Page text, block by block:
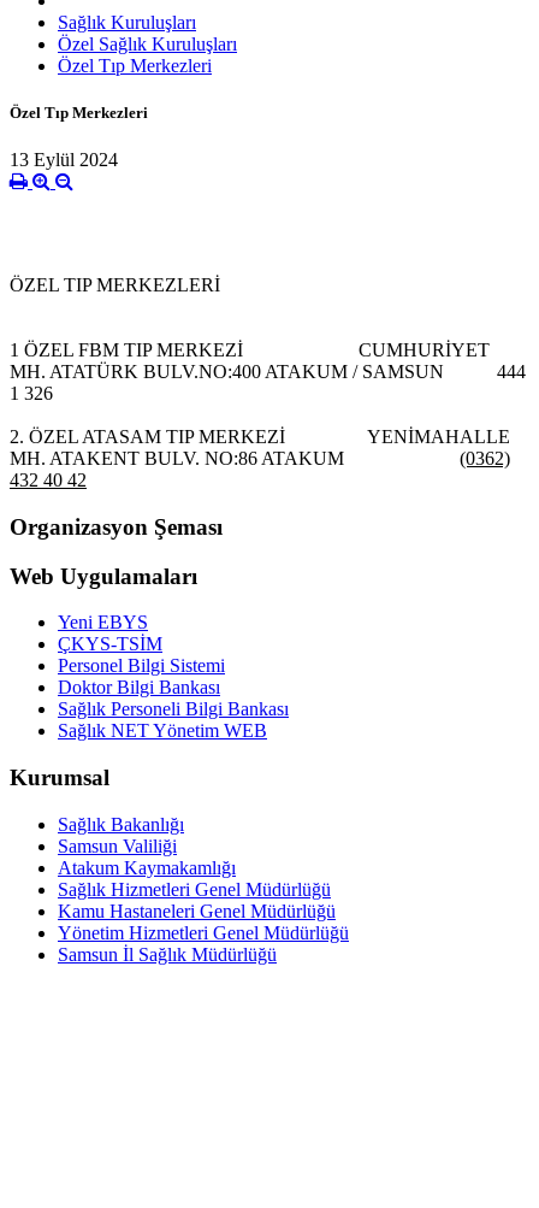
Sağlık Kuruluşları
Özel Sağlık Kuruluşları
Özel Tıp Merkezleri
Özel Tıp Merkezleri
13 Eylül 2024
ÖZEL TIP MERKEZLERİ
1 ÖZEL FBM TIP MERKEZİ CUMHURİYET
MH. ATATÜRK BULV.NO:400 ATAKUM / SAMSUN 444
1 326
2. ÖZEL ATASAM TIP MERKEZİ YENİMAHALLE
MH. ATAKENT BULV. NO:86 ATAKUM (0362)
432 40 42
Organizasyon Şeması
Web Uygulamaları
Yeni EBYS
ÇKYS-TSİM
Personel Bilgi Sistemi
Doktor Bilgi Bankası
Sağlık Personeli Bilgi Bankası
Sağlık NET Yönetim WEB
Kurumsal
Sağlık Bakanlığı
Samsun Valiliği
Atakum Kaymakamlığı
Sağlık Hizmetleri Genel Müdürlüğü
Kamu Hastaneleri Genel Müdürlüğü
Yönetim Hizmetleri Genel Müdürlüğü
Samsun İl Sağlık Müdürlüğü